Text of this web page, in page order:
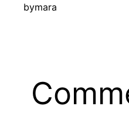
bymara